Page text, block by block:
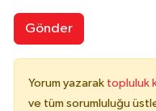
Gönder
Yorum yazarak topluluk
ve tüm sorumluluğu